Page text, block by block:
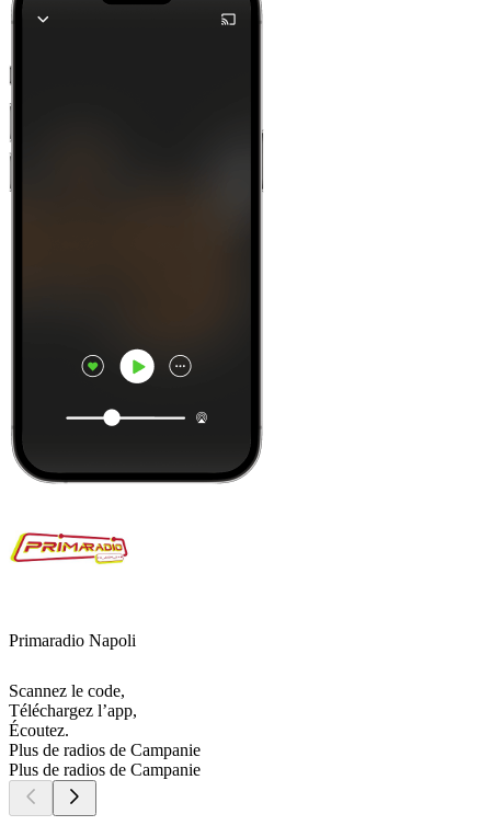
Primaradio Napoli
Scannez le code,
Téléchargez l’app,
Écoutez.
Plus de radios de Campanie
Plus de radios de Campanie